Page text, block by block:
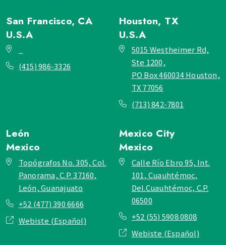
San Francisco, CA
U.S.A
(415) 986-3326
Houston, TX
U.S.A
5015 Westheimer Rd,
Ste 1200,
PO Box 460034 Houston,
TX 77056
(713) 842-7801
León
Mexico
Topógrafos No. 305, Col.
Panorama, C.P. 37160,
León, Guanajuato
+52 (477) 390 6666
Webiste (Español)
Mexico City
Mexico
Calle Río Ebro 95, Int.
101, Cuauhtémoc,
Del.Cuauhtémoc, C.P.
06500
+52 (55) 5908 0808
Webiste (Español)